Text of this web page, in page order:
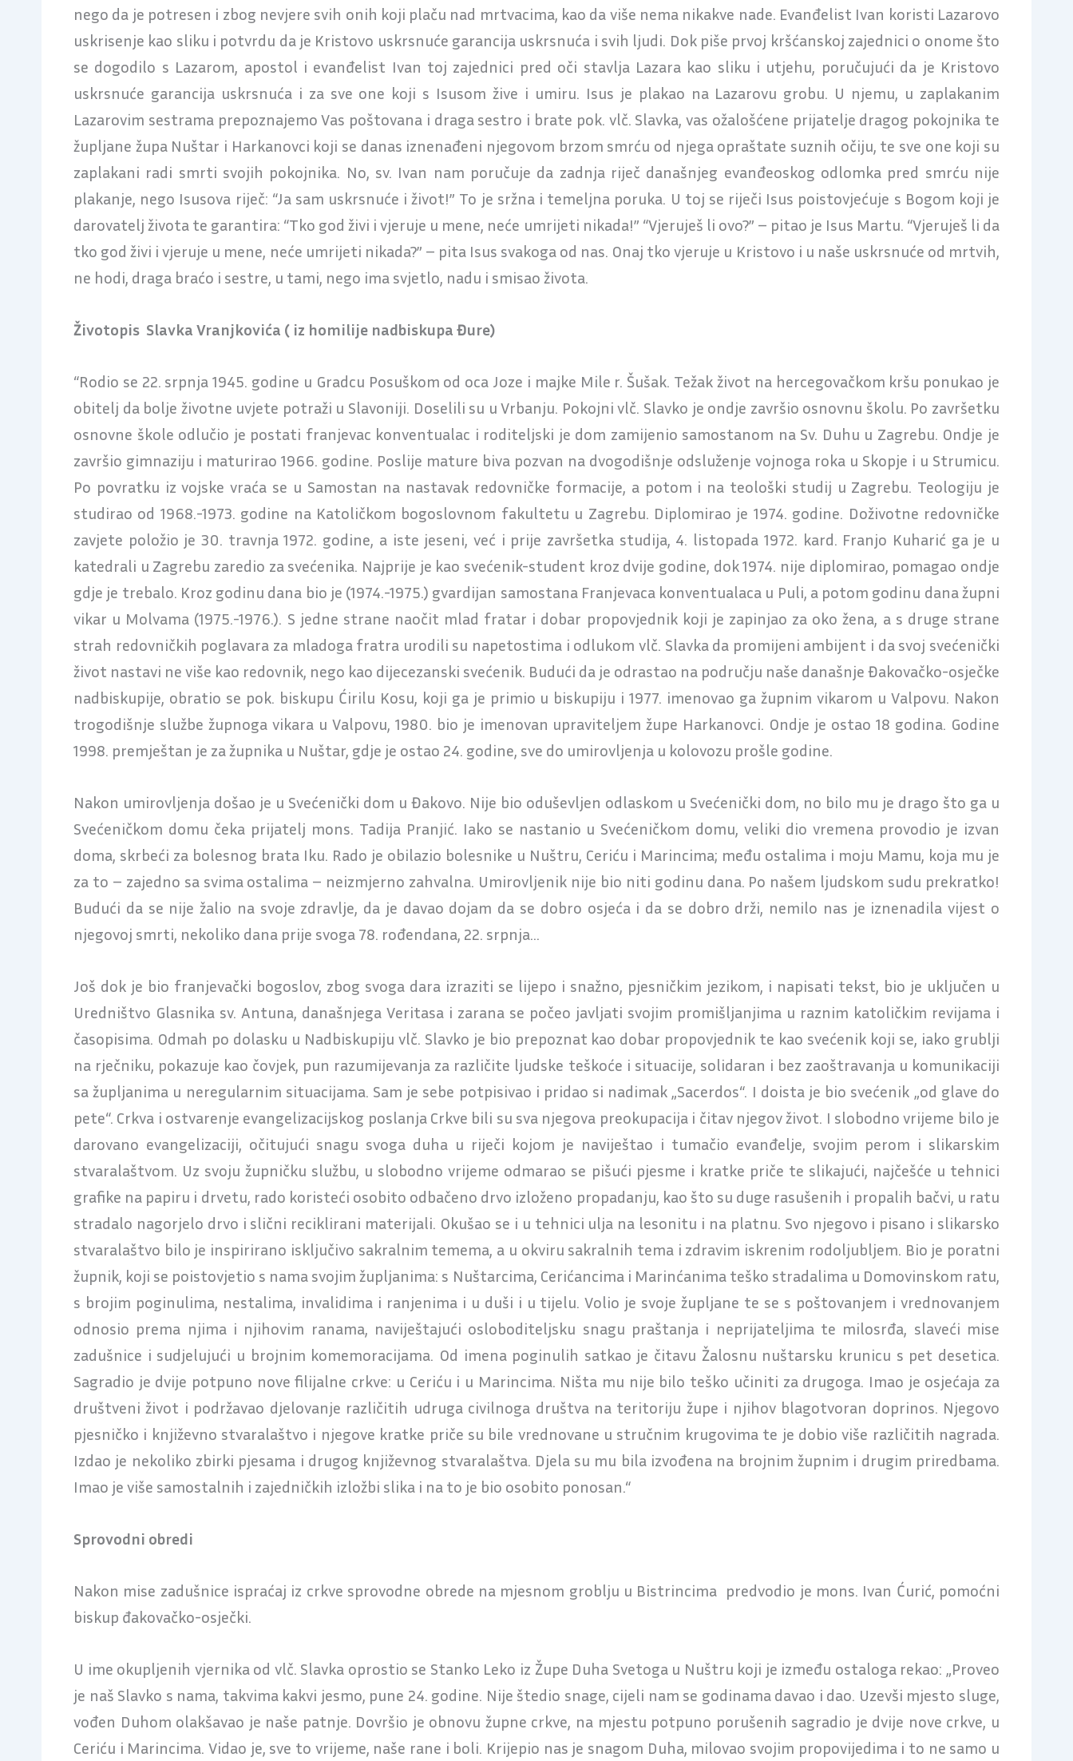
nego da je potresen i zbog nevjere svih onih koji plaču nad mrtvacima, kao da više nema nikakve nade. Evanđelist Ivan koristi Lazarovo
uskrisenje kao sliku i potvrdu da je Kristovo uskrsnuće garancija uskrsnuća i svih ljudi. Dok piše prvoj kršćanskoj zajednici o onome što
se dogodilo s Lazarom, apostol i evanđelist Ivan toj zajednici pred oči stavlja Lazara kao sliku i utjehu, poručujući da je Kristovo
uskrsnuće garancija uskrsnuća i za sve one koji s Isusom žive i umiru. Isus je plakao na Lazarovu grobu. U njemu, u zaplakanim
Lazarovim sestrama prepoznajemo Vas poštovana i draga sestro i brate pok. vlč. Slavka, vas ožalošćene prijatelje dragog pokojnika te
župljane župa Nuštar i Harkanovci koji se danas iznenađeni njegovom brzom smrću od njega opraštate suznih očiju, te sve one koji su
zaplakani radi smrti svojih pokojnika. No, sv. Ivan nam poručuje da zadnja riječ današnjeg evanđeoskog odlomka pred smrću nije
plakanje, nego Isusova riječ: “Ja sam uskrsnuće i život!” To je sržna i temeljna poruka. U toj se riječi Isus poistovjećuje s Bogom koji je
darovatelj života te garantira: “Tko god živi i vjeruje u mene, neće umrijeti nikada!” “Vjeruješ li ovo?” – pitao je Isus Martu. “Vjeruješ li da
tko god živi i vjeruje u mene, neće umrijeti nikada?” – pita Isus svakoga od nas. Onaj tko vjeruje u Kristovo i u naše uskrsnuće od mrtvih,
ne hodi, draga braćo i sestre, u tami, nego ima svjetlo, nadu i smisao života.
Životopis Slavka Vranjkovića ( iz homilije nadbiskupa Đure)
“Rodio se 22. srpnja 1945. godine u Gradcu Posuškom od oca Joze i majke Mile r. Šušak. Težak život na hercegovačkom kršu ponukao je
obitelj da bolje životne uvjete potraži u Slavoniji. Doselili su u Vrbanju. Pokojni vlč. Slavko je ondje završio osnovnu školu. Po završetku
osnovne škole odlučio je postati franjevac konventualac i roditeljski je dom zamijenio samostanom na Sv. Duhu u Zagrebu. Ondje je
završio gimnaziju i maturirao 1966. godine. Poslije mature biva pozvan na dvogodišnje odsluženje vojnoga roka u Skopje i u Strumicu.
Po povratku iz vojske vraća se u Samostan na nastavak redovničke formacije, a potom i na teološki studij u Zagrebu. Teologiju je
studirao od 1968.-1973. godine na Katoličkom bogoslovnom fakultetu u Zagrebu. Diplomirao je 1974. godine. Doživotne redovničke
zavjete položio je 30. travnja 1972. godine, a iste jeseni, već i prije završetka studija, 4. listopada 1972. kard. Franjo Kuharić ga je u
katedrali u Zagrebu zaredio za svećenika. Najprije je kao svećenik-student kroz dvije godine, dok 1974. nije diplomirao, pomagao ondje
gdje je trebalo. Kroz godinu dana bio je (1974.-1975.) gvardijan samostana Franjevaca konventualaca u Puli, a potom godinu dana župni
vikar u Molvama (1975.-1976.). S jedne strane naočit mlad fratar i dobar propovjednik koji je zapinjao za oko žena, a s druge strane
strah redovničkih poglavara za mladoga fratra urodili su napetostima i odlukom vlč. Slavka da promijeni ambijent i da svoj svećenički
život nastavi ne više kao redovnik, nego kao dijecezanski svećenik. Budući da je odrastao na području naše današnje Đakovačko-osječke
nadbiskupije, obratio se pok. biskupu Ćirilu Kosu, koji ga je primio u biskupiju i 1977. imenovao ga župnim vikarom u Valpovu. Nakon
trogodišnje službe župnoga vikara u Valpovu, 1980. bio je imenovan upraviteljem župe Harkanovci. Ondje je ostao 18 godina. Godine
1998. premještan je za župnika u Nuštar, gdje je ostao 24. godine, sve do umirovljenja u kolovozu prošle godine.
Nakon umirovljenja došao je u Svećenički dom u Đakovo. Nije bio oduševljen odlaskom u Svećenički dom, no bilo mu je drago što ga u
Svećeničkom domu čeka prijatelj mons. Tadija Pranjić. Iako se nastanio u Svećeničkom domu, veliki dio vremena provodio je izvan
doma, skrbeći za bolesnog brata Iku. Rado je obilazio bolesnike u Nuštru, Ceriću i Marincima; među ostalima i moju Mamu, koja mu je
za to – zajedno sa svima ostalima – neizmjerno zahvalna. Umirovljenik nije bio niti godinu dana. Po našem ljudskom sudu prekratko!
Budući da se nije žalio na svoje zdravlje, da je davao dojam da se dobro osjeća i da se dobro drži, nemilo nas je iznenadila vijest o
njegovoj smrti, nekoliko dana prije svoga 78. rođendana, 22. srpnja…
Još dok je bio franjevački bogoslov, zbog svoga dara izraziti se lijepo i snažno, pjesničkim jezikom, i napisati tekst, bio je uključen u
Uredništvo Glasnika sv. Antuna, današnjega Veritasa i zarana se počeo javljati svojim promišljanjima u raznim katoličkim revijama i
časopisima. Odmah po dolasku u Nadbiskupiju vlč. Slavko je bio prepoznat kao dobar propovjednik te kao svećenik koji se, iako grublji
na rječniku, pokazuje kao čovjek, pun razumijevanja za različite ljudske teškoće i situacije, solidaran i bez zaoštravanja u komunikaciji
sa župljanima u neregularnim situacijama. Sam je sebe potpisivao i pridao si nadimak „Sacerdos“. I doista je bio svećenik „od glave do
pete“. Crkva i ostvarenje evangelizacijskog poslanja Crkve bili su sva njegova preokupacija i čitav njegov život. I slobodno vrijeme bilo je
darovano evangelizaciji, očitujući snagu svoga duha u riječi kojom je naviještao i tumačio evanđelje, svojim perom i slikarskim
stvaralaštvom. Uz svoju župničku službu, u slobodno vrijeme odmarao se pišući pjesme i kratke priče te slikajući, najčešće u tehnici
grafike na papiru i drvetu, rado koristeći osobito odbačeno drvo izloženo propadanju, kao što su duge rasušenih i propalih bačvi, u ratu
stradalo nagorjelo drvo i slični reciklirani materijali. Okušao se i u tehnici ulja na lesonitu i na platnu. Svo njegovo i pisano i slikarsko
stvaralaštvo bilo je inspirirano isključivo sakralnim temema, a u okviru sakralnih tema i zdravim iskrenim rodoljubljem. Bio je poratni
župnik, koji se poistovjetio s nama svojim župljanima: s Nuštarcima, Cerićancima i Marinćanima teško stradalima u Domovinskom ratu,
s brojim poginulima, nestalima, invalidima i ranjenima i u duši i u tijelu. Volio je svoje župljane te se s poštovanjem i vrednovanjem
odnosio prema njima i njihovim ranama, naviještajući osloboditeljsku snagu praštanja i neprijateljima te milosrđa, slaveći mise
zadušnice i sudjelujući u brojnim komemoracijama. Od imena poginulih satkao je čitavu Žalosnu nuštarsku krunicu s pet desetica.
Sagradio je dvije potpuno nove filijalne crkve: u Ceriću i u Marincima. Ništa mu nije bilo teško učiniti za drugoga. Imao je osjećaja za
društveni život i podržavao djelovanje različitih udruga civilnoga društva na teritoriju župe i njihov blagotvoran doprinos. Njegovo
pjesničko i književno stvaralaštvo i njegove kratke priče su bile vrednovane u stručnim krugovima te je dobio više različitih nagrada.
Izdao je nekoliko zbirki pjesama i drugog književnog stvaralaštva. Djela su mu bila izvođena na brojnim župnim i drugim priredbama.
Imao je više samostalnih i zajedničkih izložbi slika i na to je bio osobito ponosan.“
Sprovodni obredi
Nakon mise zadušnice ispraćaj iz crkve sprovodne obrede na mjesnom groblju u Bistrincima predvodio je mons. Ivan Ćurić, pomoćni
biskup đakovačko-osječki.
U ime okupljenih vjernika od vlč. Slavka oprostio se Stanko Leko iz Župe Duha Svetoga u Nuštru koji je između ostaloga rekao: „Proveo
je naš Slavko s nama, takvima kakvi jesmo, pune 24. godine. Nije štedio snage, cijeli nam se godinama davao i dao. Uzevši mjesto sluge,
vođen Duhom olakšavao je naše patnje. Dovršio je obnovu župne crkve, na mjestu potpuno porušenih sagradio je dvije nove crkve, u
Ceriću i Marincima. Vidao je, sve to vrijeme, naše rane i boli. Krijepio nas je snagom Duha, milovao svojim propovijedima i to ne samo u